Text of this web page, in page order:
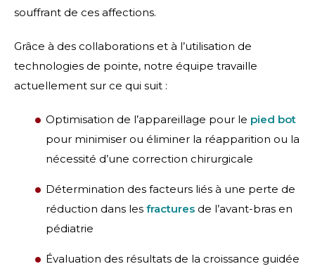
souffrant de ces affections.
Grâce à des collaborations et à l’utilisation de
technologies de pointe, notre équipe travaille
actuellement sur ce qui suit :
Optimisation de l’appareillage pour le pied bot
pour minimiser ou éliminer la réapparition ou la
nécessité d’une correction chirurgicale
Détermination des facteurs liés à une perte de
réduction dans les fractures de l’avant-bras en
pédiatrie
Évaluation des résultats de la croissance guidée